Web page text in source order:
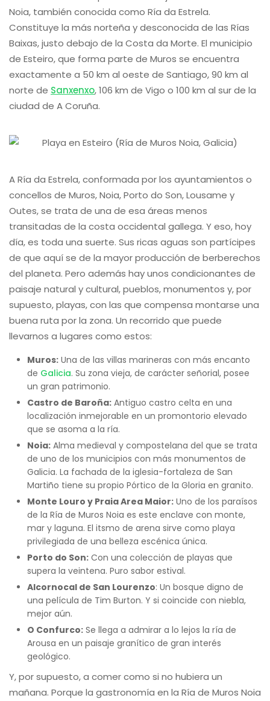
Noia, también conocida como Ría da Estrela.
Constituye la más norteña y desconocida de las Rías
Baixas, justo debajo de la Costa da Morte. El municipio
de Esteiro, que forma parte de Muros se encuentra
exactamente a 50 km al oeste de Santiago, 90 km al
norte de Sanxenxo, 106 km de Vigo o 100 km al sur de la
ciudad de A Coruña.
A Ría da Estrela, conformada por los ayuntamientos o
concellos de Muros, Noia, Porto do Son, Lousame y
Outes, se trata de una de esa áreas menos
transitadas de la costa occidental gallega. Y eso, hoy
día, es toda una suerte. Sus ricas aguas son partícipes
de que aquí se de la mayor producción de berberechos
del planeta. Pero además hay unos condicionantes de
paisaje natural y cultural, pueblos, monumentos y, por
supuesto, playas, con las que compensa montarse una
buena ruta por la zona. Un recorrido que puede
llevarnos a lugares como estos:
Muros: Una de las villas marineras con más encanto
de Galicia. Su zona vieja, de carácter señorial, posee
un gran patrimonio.
Castro de Baroña: Antiguo castro celta en una
localización inmejorable en un promontorio elevado
que se asoma a la ría.
Noia: Alma medieval y compostelana del que se trata
de uno de los municipios con más monumentos de
Galicia. La fachada de la iglesia-fortaleza de San
Martiño tiene su propio Pórtico de la Gloria en granito.
Monte Louro y Praia Area Maior: Uno de los paraísos
de la Ría de Muros Noia es este enclave con monte,
mar y laguna. El itsmo de arena sirve como playa
privilegiada de una belleza escénica única.
Porto do Son: Con una colección de playas que
supera la veintena. Puro sabor estival.
Alcornocal de San Lourenzo: Un bosque digno de
una película de Tim Burton. Y si coincide con niebla,
mejor aún.
O Confurco: Se llega a admirar a lo lejos la ría de
Arousa en un paisaje granítico de gran interés
geológico.
Y, por supuesto, a comer como si no hubiera un
mañana. Porque la gastronomía en la Ría de Muros Noia